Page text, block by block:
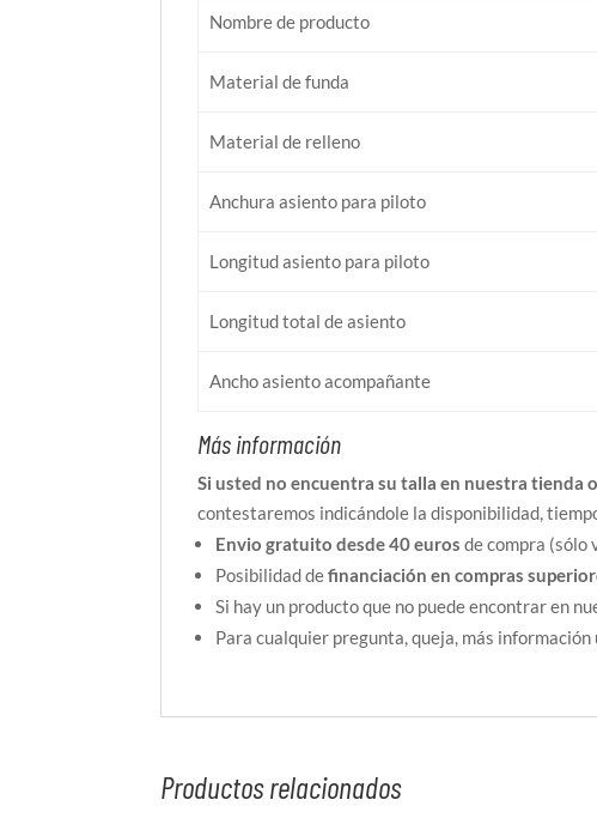
Nombre de producto
Material de funda
Material de relleno
Anchura asiento para piloto
Longitud asiento para piloto
Longitud total de asiento
Ancho asiento acompañante
Más información
Si usted no encuentra su talla en nuestra tienda
contestaremos indicándole la disponibilidad,
Envio gratuito desde 40 euros de compra (sólo
Posibilidad definanciación en compras
Si hay un producto que no puede encontrar en
Para cualquier pregunta, queja, más
Productos relacionados